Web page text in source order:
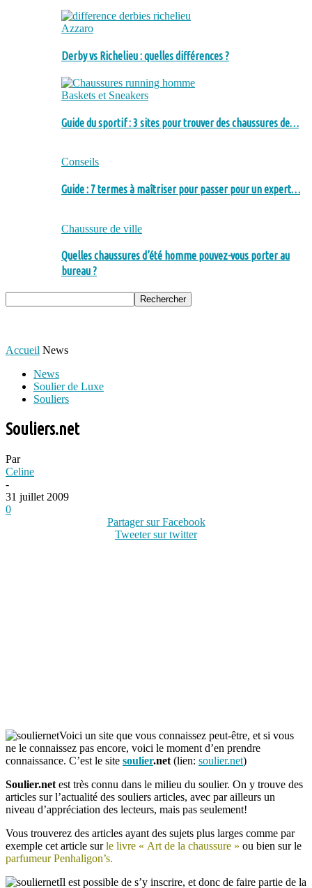
Azzaro
Derby vs Richelieu : quelles différences ?
Baskets et Sneakers
Guide du sportif : 3 sites pour trouver des chaussures de…
Conseils
Guide : 7 termes à maîtriser pour passer pour un expert…
Chaussure de ville
Quelles chaussures d’été homme pouvez-vous porter au
bureau ?
Accueil News
News
Soulier de Luxe
Souliers
Souliers.net
Par
Celine
-
31 juillet 2009
0
Partager sur Facebook
Tweeter sur twitter
Voici un site que vous connaissez peut-être, et si vous
ne le connaissez pas encore, voici le moment d’en prendre
connaissance. C’est le site soulier.net (lien: soulier.net)
Soulier.net est très connu dans le milieu du soulier. On y trouve des
articles sur l’actualité des souliers articles, avec par ailleurs un
niveau d’appréciation des lecteurs, mais pas seulement!
Vous trouverez des articles ayant des sujets plus larges comme par
exemple cet article surle livre « Art de la chaussure » ou bien sur le
parfumeur Penhaligon’s.
Il est possible de s’y inscrire, et donc de faire partie de la